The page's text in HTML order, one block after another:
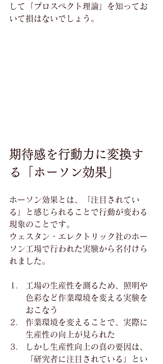
して「プロスペクト理論」を知ってお
いて損はないでしょう。
期待感を行動力に変換す
る「ホーソン効果」
ホーソン効果とは、「注目されてい
る」と感じられることで行動が変わる
現象のことです。
ウェスタン・エレクトリック社のホー
ソン工場で行われた実験から名付けら
れました。
工場の生産性を測るため、照明や
色彩など作業環境を変える実験を
おこなう
作業環境を変えることで、実際に
生産性の向上が見られた
しかし生産性向上の真の要因は、
「研究者に注目されている」とい